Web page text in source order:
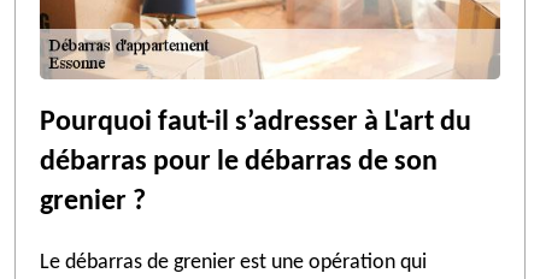
Pourquoi faut-il s’adresser à L'art du
débarras pour le débarras de son
grenier ?
Le débarras de grenier est une opération qui